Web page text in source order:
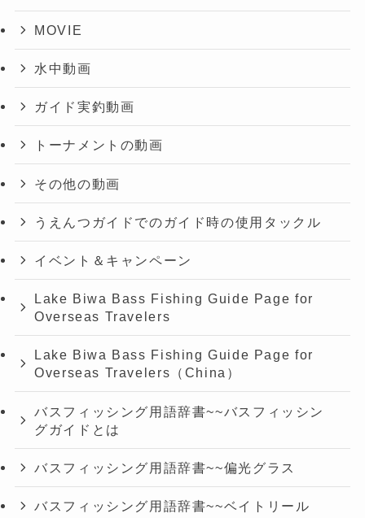
MOVIE
水中動画
ガイド実釣動画
トーナメントの動画
その他の動画
うえんつガイドでのガイド時の使用タックル
イベント＆キャンペーン
Lake Biwa Bass Fishing Guide Page for
Overseas Travelers
Lake Biwa Bass Fishing Guide Page for
Overseas Travelers（China）
バスフィッシング用語辞書~~バスフィッシン
グガイドとは
バスフィッシング用語辞書~~偏光グラス
バスフィッシング用語辞書~~ベイトリール